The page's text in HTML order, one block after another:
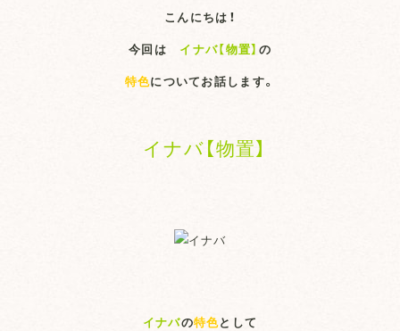
こんにちは！
今回は イナバ【物置】 の
特色についてお話します。
イナバ【物置】
イナバの特色として